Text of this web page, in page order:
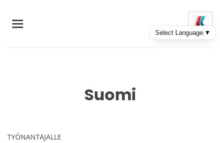
main
Suomi
TYÖNANTAJALLE